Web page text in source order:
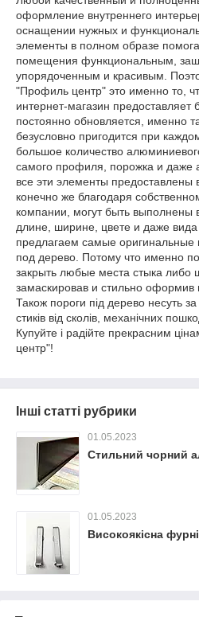
оформление внутреннего
оснащении нужных и
элементы в полном образе
помещения функциональным,
упорядоченным и красивым.
"Профиль центр" это именно то,
интернет-магазин предоставляет
постоянно обновляется, именно
безусловно пригодится при
большое количество
самого профиля, порожка и даже
все эти элементы
конечно же благодаря
компании, могут быть выполнены
длине, ширине, цвете и даже
предлагаем самые оригинальные
под дерево. Потому что именно
закрыть любые места стыка либо
замаскировав и стильно оформив
Також пороги під дерево несуть
стиків від сколів, механічних
Купуйте і радійте прекрасним
центр"!
Інші статті рубрики
01.05.2023
Стильний чорний
01.05.2023
Високоякісна